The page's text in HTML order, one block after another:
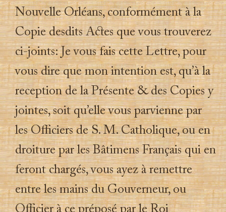
Nouvelle Orléans, conformément à la
Copie desdits Actes que vous trouverez
ci-joints: Je vous fais cette Lettre, pour
vous dire que mon intention est, qu’à la
reception de la Présente & des Copies y
jointes, soit qu’elle vous parvienne par
les Officiers de S. M. Catholique, ou en
droiture par les Bâtimens Français qui en
feront chargés, vous ayez à remettre
entre les mains du Gouverneur, ou